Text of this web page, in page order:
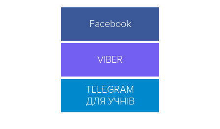
Facebook
VIBER
TELEGRAM
ДЛЯ УЧНІВ